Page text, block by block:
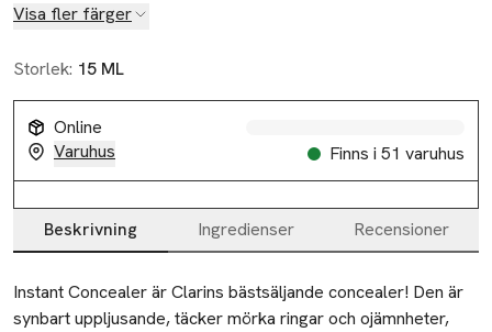
Visa fler färger
Storlek: 15 ML
Online
Varuhus
Finns i 51 varuhus
Beskrivning Ingredienser Recensioner
Beskrivning
Instant Concealer är Clarins bästsäljande concealer! Den är
synbart uppljusande, täcker mörka ringar och ojämnheter,